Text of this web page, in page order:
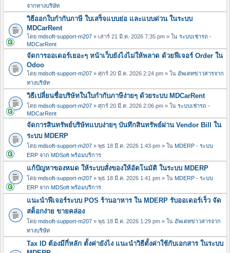
จากทางบริษัท
วิธีออกใบกำกับภาษี ใบเสร็จแบบย่อ และแบบด่วน ในระบบ
MDCarRent
โดย mdsoft-support-m207 » เสาร์ 21 มี.ค. 2026 7:35 pm » ใน ระบบเช่ารถ -
MDCarRent
จัดการออเดอร์เยอะๆ หน้าเว็บยังไงไม่ให้พลาด ด้วยฟีเจอร์ Order ใน
Odoo
โดย mdsoft-support-m207 » ศุกร์ 20 มี.ค. 2026 2:24 pm » ใน อัพเดทข่าวสารจาก
ทางบริษัท
วิธีเปลี่ยนชื่อบริษัทในใบกำกับภาษีง่ายๆ ด้วยระบบ MDCarRent
โดย mdsoft-support-m207 » ศุกร์ 20 มี.ค. 2026 2:06 pm » ใน ระบบเช่ารถ -
MDCarRent
จัดการสินทรัพย์บริษัทแบบง่ายๆ บันทึกสินทรัพย์ผ่าน Vendor Bill ใน
ระบบ MDERP
โดย mdsoft-support-m207 » พุธ 18 มี.ค. 2026 1:43 pm » ใน MDERP - ระบบ
ERP จาก MDSoft พร้อมบริการ
แก้ปัญหาของหมด ให้ระบบสั่งของให้อัตโนมัติ ในระบบ MDERP
โดย mdsoft-support-m207 » พุธ 18 มี.ค. 2026 1:41 pm » ใน MDERP - ระบบ
ERP จาก MDSoft พร้อมบริการ
แนะนำฟีเจอร์ระบบ POS ร้านอาหาร ใน MDERP รับออเดอร์เร็ว จัด
สต็อกง่าย ขายคล่อง
โดย mdsoft-support-m207 » พุธ 18 มี.ค. 2026 1:29 pm » ใน อัพเดทข่าวสารจาก
ทางบริษัท
Tax ID ต้องมีกี่หลัก ตั้งค่ายังไง แนะนำวิธีตั้งค่าใช้กับเอกสาร ในระบบ